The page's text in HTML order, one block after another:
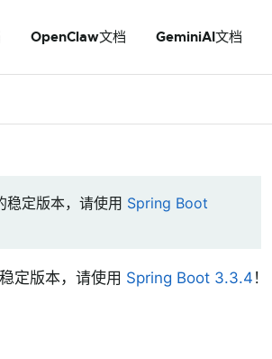
OpenClaw文档 GeminiAI文档
稳定版本，请使用 Spring Boot
定版本，请使用 Spring Boot 3.3.4 ！